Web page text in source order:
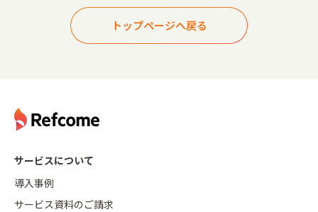
トップページへ戻る
サービスについて
導入事例
サービス資料のご請求